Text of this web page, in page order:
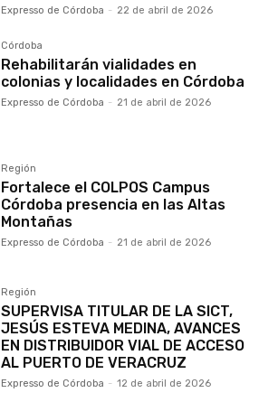
Expresso de Córdoba - 22 de abril de 2026
Córdoba
Rehabilitarán vialidades en
colonias y localidades en Córdoba
Expresso de Córdoba - 21 de abril de 2026
Región
Fortalece el COLPOS Campus
Córdoba presencia en las Altas
Montañas
Expresso de Córdoba - 21 de abril de 2026
Región
SUPERVISA TITULAR DE LA SICT,
JESÚS ESTEVA MEDINA, AVANCES
EN DISTRIBUIDOR VIAL DE ACCESO
AL PUERTO DE VERACRUZ
Expresso de Córdoba - 12 de abril de 2026